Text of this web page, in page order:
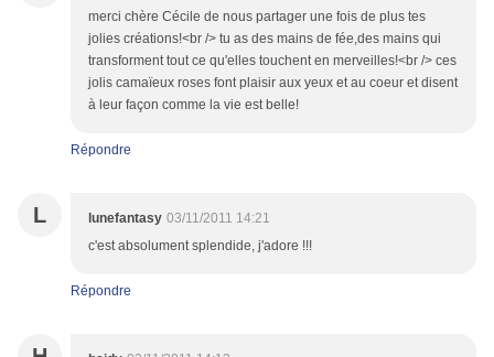
merci chère Cécile de nous partager une fois de plus tes
jolies créations!<br /> tu as des mains de fée,des mains qui
transforment tout ce qu'elles touchent en merveilles!<br /> ces
jolis camaïeux roses font plaisir aux yeux et au coeur et disent
à leur façon comme la vie est belle!
Répondre
L lunefantasy 03/11/2011 14:21
c'est absolument splendide, j'adore !!!
Répondre